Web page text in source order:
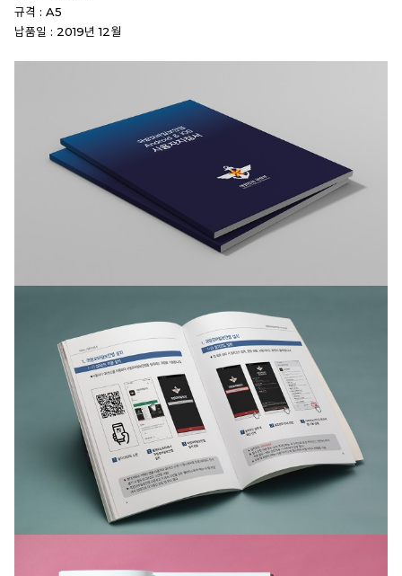
규격 : A5
납품일 : 2019년 12월